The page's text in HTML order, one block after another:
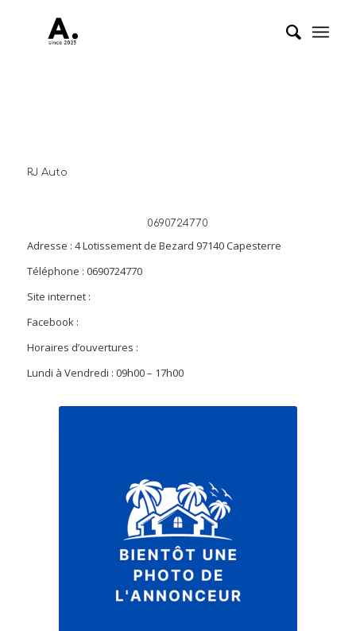
RJ Auto
0690724770
Adresse : 4 Lotissement de Bezard 97140 Capesterre
Téléphone : 0690724770
Site internet :
Facebook :
Horaires d’ouvertures :
Lundi à Vendredi : 09h00 – 17h00